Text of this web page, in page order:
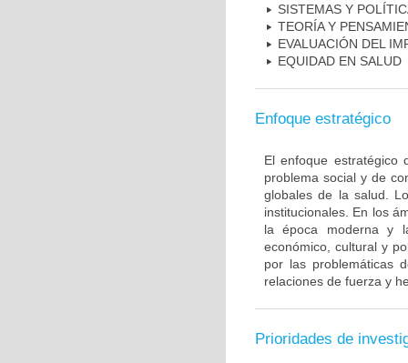
SISTEMAS Y
TEORÍA Y
EVALUACIÓN DEL
EQUIDAD EN SALUD
Enfoque estratégico
El enfoque estratégico
problema social y de
globales de la salud.
institucionales. En los
la época moderna y
económico, cultural y
por las problemáticas
relaciones de fuerza y
Prioridades de